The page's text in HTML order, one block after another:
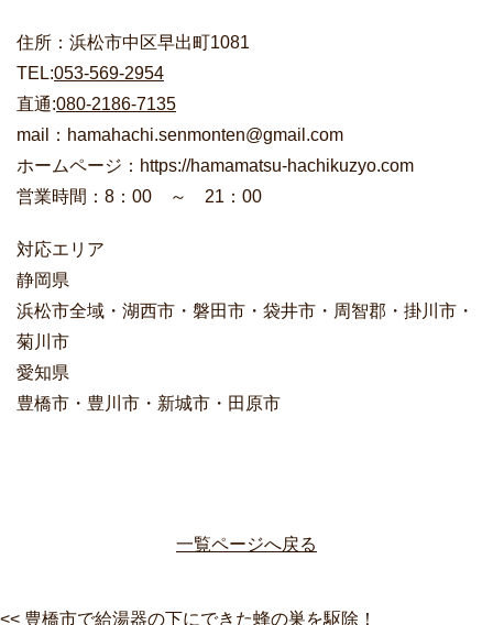
住所：浜松市中区早出町1081
TEL:053-569-2954
直通:080-2186-7135
mail：hamahachi.senmonten@gmail.com
ホームページ：https://hamamatsu-hachikuzyo.com
営業時間：8：00 ～ 21：00
対応エリア
静岡県
浜松市全域・湖西市・磐田市・袋井市・周智郡・掛川市・
菊川市
愛知県
豊橋市・豊川市・新城市・田原市
一覧ページへ戻る
<< 豊橋市で給湯器の下にできた蜂の巣を駆除！